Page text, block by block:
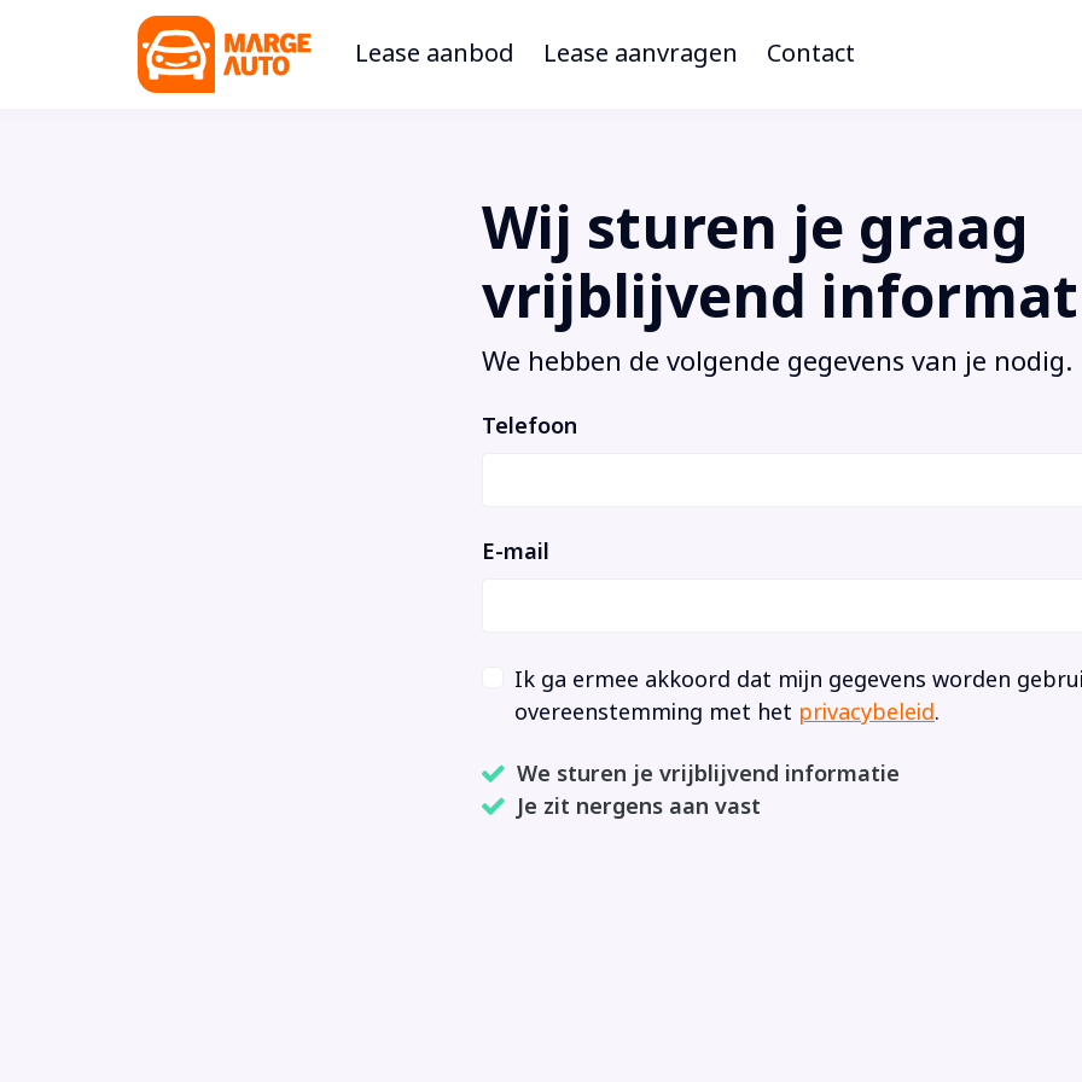
Lease aanbod Lease aanvragen Contact
Wij sturen je graag
vrijblijvend
We hebben de volgende gegevens van je nodig.
Telefoon
E-mail
Ik ga ermee akkoord dat mijn gegevens worden
overeenstemming met het privacybeleid.
We sturen je vrijblijvend informatie
Je zit nergens aan vast